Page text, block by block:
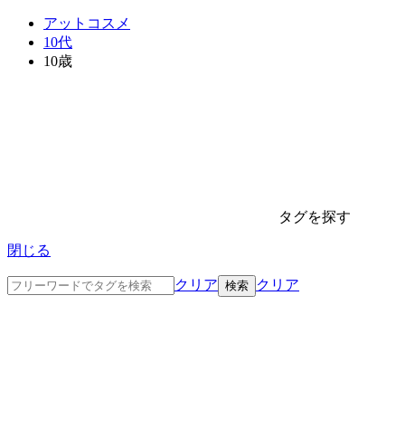
アットコスメ
10代
10歳
タグを探す
閉じる
クリア クリア